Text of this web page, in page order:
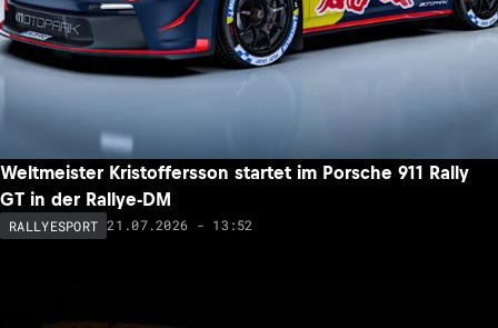
Weltmeister Kristoffersson startet im Porsche 911 Rally
GT in der Rallye-DM
RALLYESPORT 21.07.2026 - 13:52